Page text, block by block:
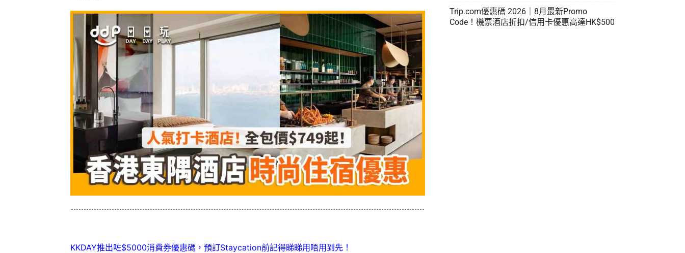
KKDAY推出咗$5000消費券優惠碼，預訂Staycation前記得睇睇用唔用到先！
Trip.com優惠碼 2026｜8月最新Promo
Code！機票酒店折扣/信用卡優惠高達HK$500